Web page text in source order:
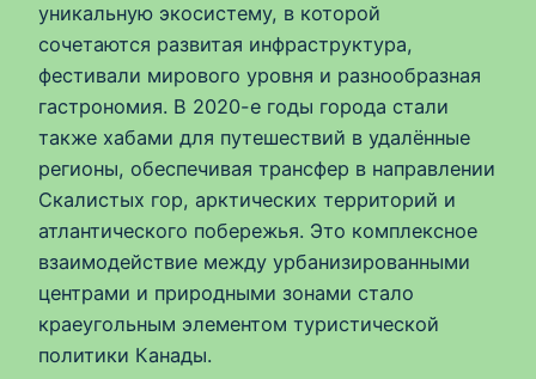
уникальную экосистему, в которой
сочетаются развитая инфраструктура,
фестивали мирового уровня и разнообразная
гастрономия. В 2020-е годы города стали
также хабами для путешествий в удалённые
регионы, обеспечивая трансфер в направлении
Скалистых гор, арктических территорий и
атлантического побережья. Это комплексное
взаимодействие между урбанизированными
центрами и природными зонами стало
краеугольным элементом туристической
политики Канады.